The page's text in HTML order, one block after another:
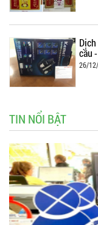
cầu
26/
TIN NỔI BẬT